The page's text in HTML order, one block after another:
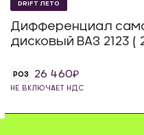
DRIFT ЛЕТО
Дифференциал
дисковый ВАЗ 2123 (
РОЗ 26 460
НЕ ВКЛЮЧАЕТ НДС